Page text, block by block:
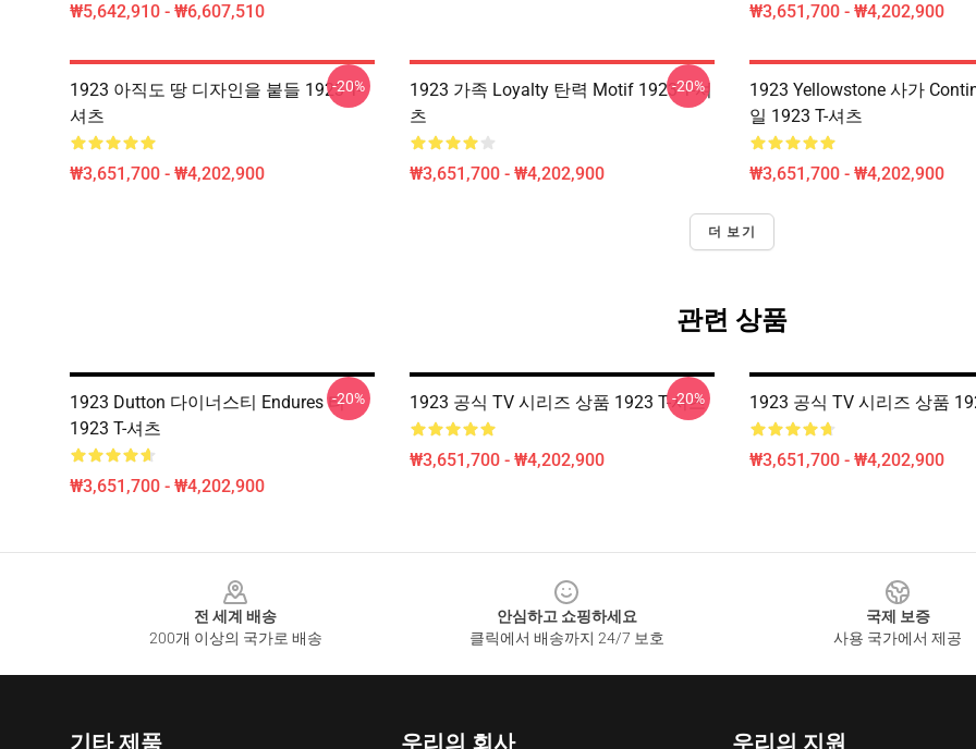
₩5,642,910 - ₩6,607,510 ₩3,651,700 - ₩4,202,900
1923 아직도 땅 디자인을 붙들 1923 T-
셔츠
₩3,651,700 - ₩4,202,900
-20%
1923 가족 Loyalty 탄력 Motif 1923 T-셔
츠
₩3,651,700 - ₩4,202,900
-20%
1923 Yellowstone 사가
일 1923 T-셔츠
₩3,651,700 - ₩4,202,900
더 보기
관련 상품
1923 Dutton 다이너스티 Endures 티
1923 T-셔츠
₩3,651,700 - ₩4,202,900
-20% 1923 공식 TV 시리즈 상품 1923 T-셔츠
₩3,651,700 - ₩4,202,900
-20% 1923 공식 TV 시리즈 상품
₩3,651,700 - ₩4,202,900
전 세계 배송
200개 이상의 국가로 배송
안심하고 쇼핑하세요
클릭에서 배송까지 24/7 보호
국제 보증
사용 국가에서 제공
기타 제품 우리의 회사 우리의 지원